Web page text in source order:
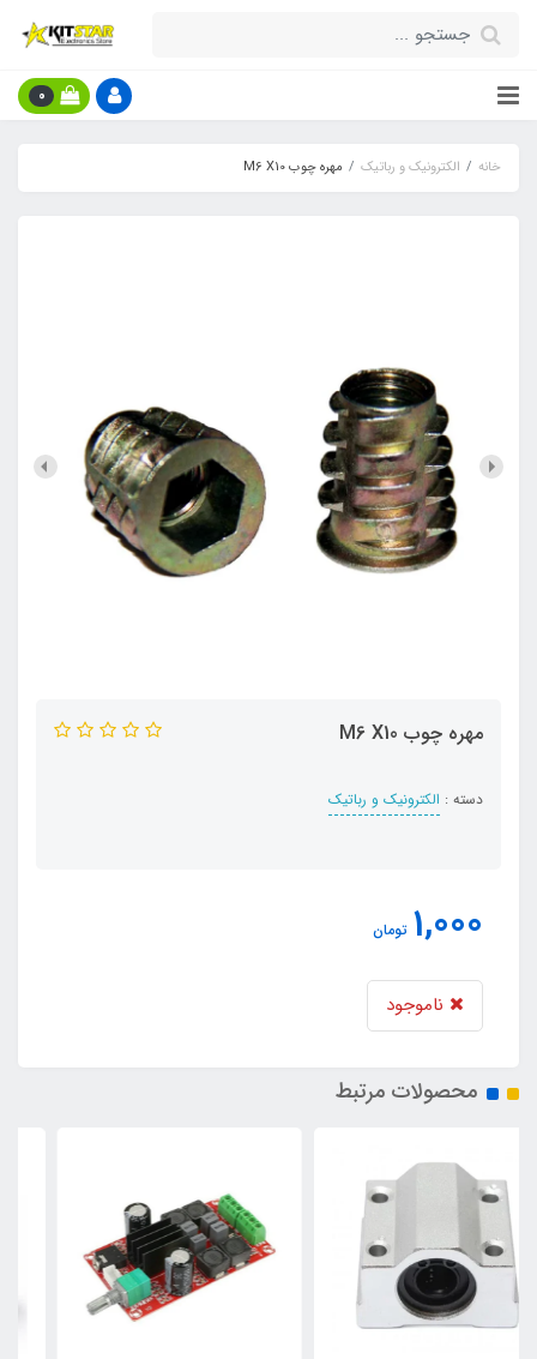
0
خانه الکترونیک و رباتیک مهره چوب M6 X10
مهره چوب M6 X10
دسته : الکترونیک و رباتیک
1,000 تومان
ناموجود
محصولات مرتبط